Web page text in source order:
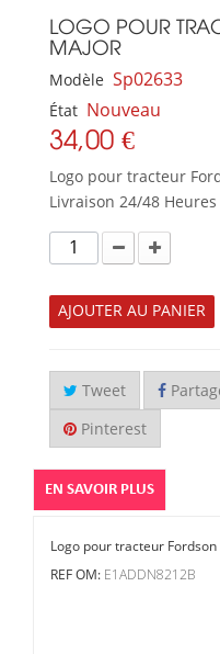
LOGO POUR
MAJOR
Modèle Sp02633
État Nouveau
34,00 €
Logo pour tracteur
Livraison 24/48 Heures
AJOUTER AU PANIER
Tweet
Pinterest
EN SAVOIR PLUS
Logo pour tracteur
REF OM: E1ADDN8212B